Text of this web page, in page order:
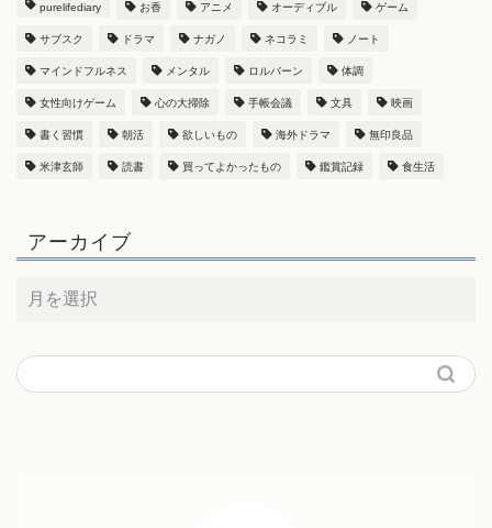
purelifediary お香 アニメ オーディブル ゲーム
サブスク ドラマ ナガノ ネコラミ ノート
マインドフルネス メンタル ロルバーン 体調
女性向けゲーム 心の大掃除 手帳会議 文具 映画
書く習慣 朝活 欲しいもの 海外ドラマ 無印良品
米津玄師 読書 買ってよかったもの 鑑賞記録 食生活
アーカイブ